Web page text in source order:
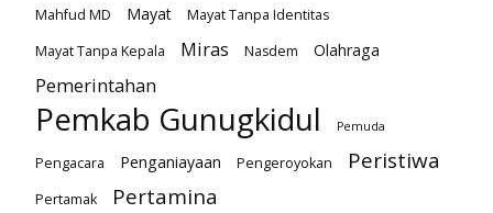
Mahfud MD
Mayat
Mayat Tanpa Identitas
Mayat Tanpa Kepala
Miras Nasdem Olahraga
Pemerintahan
Pemkab Gunugkidul Pemuda
Pengacara Penganiayaan Pengeroyokan Peristiwa
Pertamak Pertamina